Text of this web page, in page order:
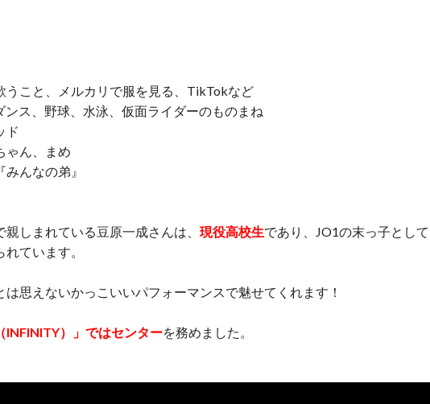
うこと、メルカリで服を見る、TikTokなど
ンス、野球、水泳、仮面ライダーのものまね
ド
ゃん、まめ
んなの弟』
親しまれている豆原一成さんは、 現役高校生であり、JO1の末っ子として
ています。
は思えないかっこいいパフォーマンスで魅せてくれます！
INFINITY）」ではセンターを務めました。